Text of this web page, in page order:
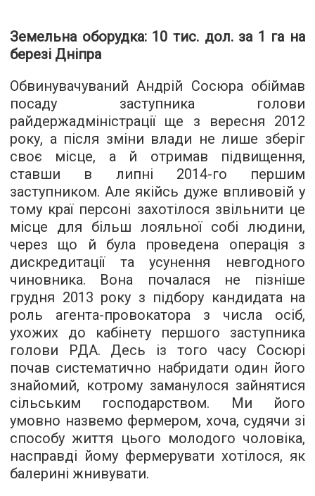
Земельна оборудка: 10 тис. дол. за 1 га на
березі Дніпра
Обвинувачуваний Андрій Сосюра обіймав
посаду заступника голови
райдержадміністрації ще з вересня 2012
року, а після зміни влади не лише зберіг
своє місце, а й отримав підвищення,
ставши в липні 2014-го першим
заступником. Але якійсь дуже впливовій у
тому краї персоні захотілося звільнити це
місце для більш лояльної собі людини,
через що й була проведена операція з
дискредитації та усунення невгодного
чиновника. Вона почалася не пізніше
грудня 2013 року з підбору кандидата на
роль агента-провокатора з числа осіб,
ухожих до кабінету першого заступника
голови РДА. Десь із того часу Сосюрі
почав систематично набридати один його
знайомий, котрому заманулося зайнятися
сільським господарством. Ми його
умовно назвемо фермером, хоча, судячи зі
способу життя цього молодого чоловіка,
насправді йому фермерувати хотілося, як
балерині жнивувати.